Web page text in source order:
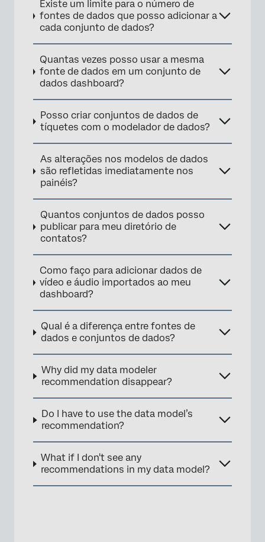
Existe um limite para o número de
fontes de dados que posso adicionar a
cada conjunto de dados?
Quantas vezes posso usar a mesma
fonte de dados em um conjunto de
dados dashboard?
Posso criar conjuntos de dados de
tíquetes com o modelador de dados?
As alterações nos modelos de dados
são refletidas imediatamente nos
painéis?
Quantos conjuntos de dados posso
publicar para meu diretório de
contatos?
Como faço para adicionar dados de
vídeo e áudio importados ao meu
dashboard?
Qual é a diferença entre fontes de
dados e conjuntos de dados?
Why did my data modeler
recommendation disappear?
Do I have to use the data model’s
recommendation?
What if I don't see any
recommendations in my data model?